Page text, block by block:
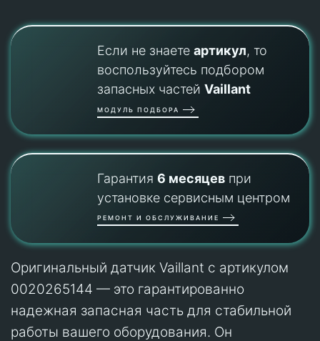
Если не знаете артикул, то
воспользуйтесь подбором
запасных частей Vaillant
МОДУЛЬ ПОДБОРА
Гарантия 6 месяцевпри
установке сервисным центром
РЕМОНТ И ОБСЛУЖИВАНИЕ
Оригинальный датчик Vaillant с артикулом
0020265144 — это гарантированно
надежная запасная часть для стабильной
работы вашего оборудования. Он